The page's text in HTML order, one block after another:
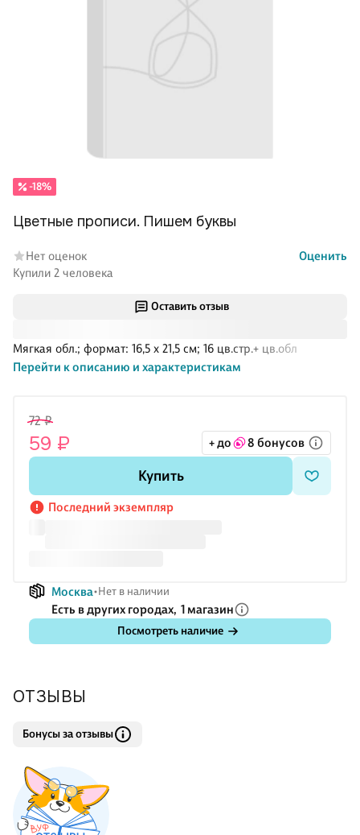
Оставить отзыв
Мягкая обл.; формат: 16,5 х 21,5 см; 16 цв.стр.+ цв.обл
Перейти к описанию и характеристикам
-18%
Цветные прописи. Пишем буквы
Нет оценок
Оценить
Купили 2 человека
72 ₽
59 ₽ + до 8 бонусов
Купить
Последний экземпляр
Москва Нет в наличии
Есть в других городах, 1 магазин
Посмотреть наличие
ОТЗЫВЫ
Бонусы за отзывы